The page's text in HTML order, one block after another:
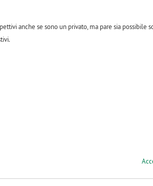
anche se sono un privato, ma pare sia possibile